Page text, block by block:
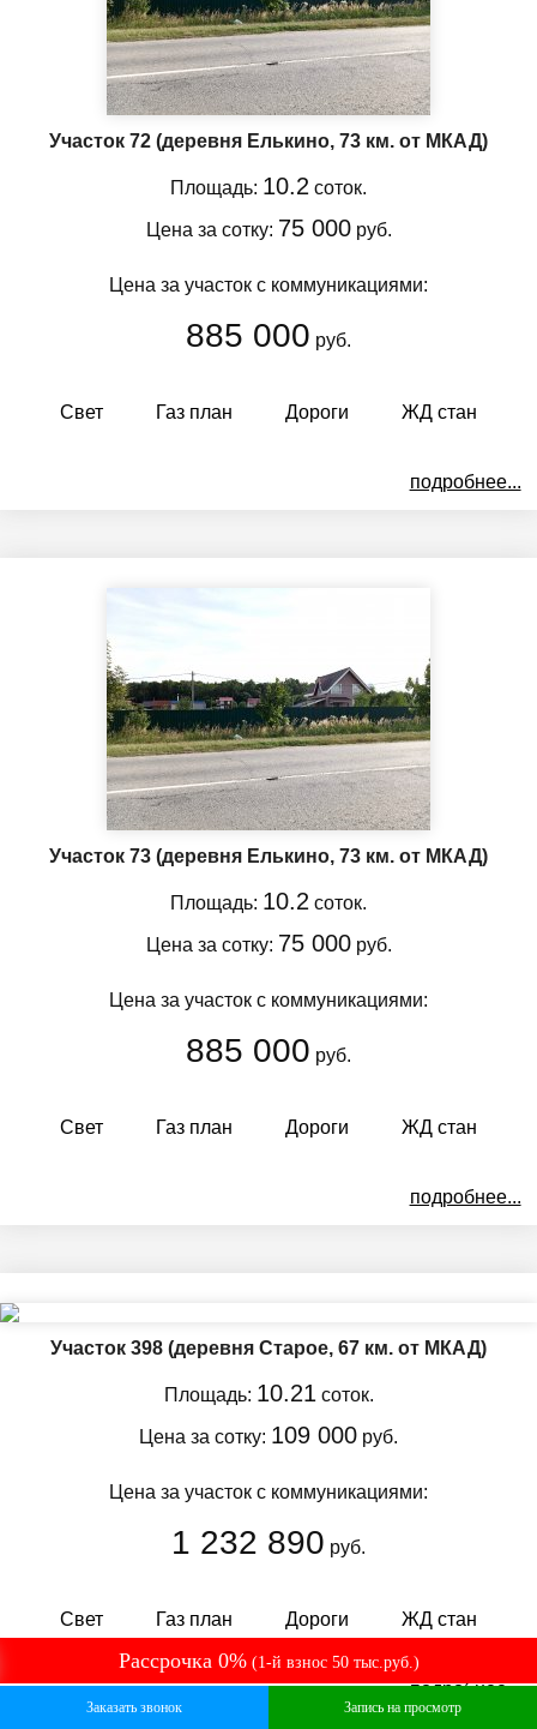
Рассрочка 0% (1-й взнос 50 тыс.руб.)
Заказать звонок Запись на просмотр
Участок 72 (деревня Елькино, 73 км. от МКАД)
Площадь: 10.2 соток.
Цена за сотку: 75 000руб.
Цена за участок с коммуникациями:
885 000 руб.
Свет Газ план Дороги ЖД стан
подробнее...
Участок 73 (деревня Елькино, 73 км. от МКАД)
Площадь: 10.2 соток.
Цена за сотку: 75 000руб.
Цена за участок с коммуникациями:
885 000 руб.
Свет Газ план Дороги ЖД стан
подробнее...
Участок 398 (деревня Старое, 67 км. от МКАД)
Площадь: 10.21 соток.
Цена за сотку: 109 000 руб.
Цена за участок с коммуникациями:
1 232 890 руб.
Свет Газ план Дороги ЖД стан
подробнее...